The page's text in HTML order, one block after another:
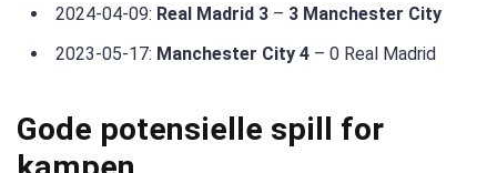
2024-04-09: Real Madrid 3 – 3 Manchester City
2023-05-17: Manchester City 4 – 0 Real Madrid
Gode ​​potensielle spill for